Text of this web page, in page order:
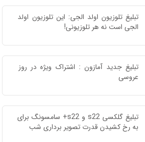
تبلیغ تلوزیون اولد الجی: این تلوزیون اولد
الجی است نه هر تلوزیونی!
تبلیغ جدید آمازون : اشتراک ویژه در روز
عروسی
تبلیغ گلکسی s22 و s22+ سامسونگ برای
به رخ کشیدن قدرت تصویر برداری شب